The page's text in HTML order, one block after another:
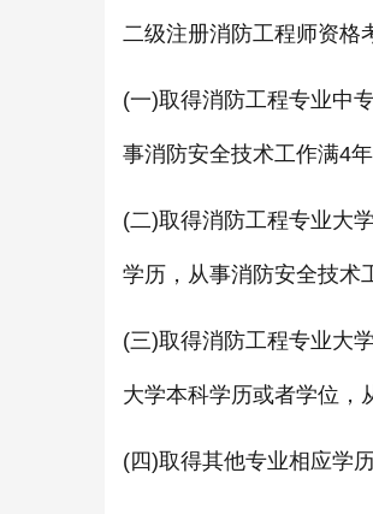
二级注册消防工程师资格
(一)取得消防工程专业中
事消防安全技术工作满4年
(二)取得消防工程专业大
学历，从事消防安全技术
(三)取得消防工程专业大
大学本科学历或者学位，
(四)取得其他专业相应学